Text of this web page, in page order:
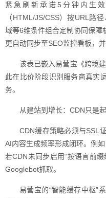
紧急刷新承诺5分钟内生
（HTML/JS/CSS）按URL路
域等6维条件组合定制协同保障
更自动同步至SEO监控看板，
该表已嵌入易营宝《跨境
此在比价阶段识别服务商真实
务。
从建站到增长：CDN只是
CDN缓存策略必须与SSL
AI内容生成频率形成闭环。例
若CDN未同步启用“按语言前
Googlebot抓取。
易营宝的“智能缓存中枢”